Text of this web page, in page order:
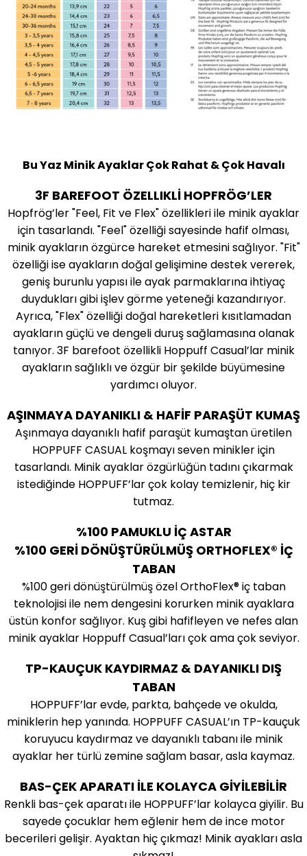
Bu Yaz Minik Ayaklar Çok Rahat & Çok Havalı
3F BAREFOOT ÖZELLIKLİ HOPFRÖG’LER
Hopfrög’ler "Feel, Fit ve Flex" özellikleri ile minik ayaklar
için tasarlandı. "Feel" özelliği sayesinde hafif olması,
minik ayakların özgürce hareket etmesini sağlıyor. "Fit"
özelliği ise ayakların doğal gelişimine destek vererek,
geniş burunlu yapısı ile ayak parmaklarına ihtiyaç
duydukları gibi işlev görme yeteneği kazandırıyor.
Ayrıca, "Flex" özelliği doğal hareketleri kısıtlamadan
ayakların güçlü ve dengeli duruş sağlamasına olanak
tanıyor. 3F barefoot özellikli Hoppuff Casual’lar minik
ayakların sağlıklı ve özgür bir şekilde büyümesine
yardımcı oluyor.
AŞINMAYA DAYANIKLI & HAFİF PARAŞÜT KUMAŞ
Aşınmaya dayanıklı hafif paraşüt kumaştan üretilen
HOPPUFF CASUAL koşmayı seven minikler için
tasarlandı. Minik ayaklar özgürlüğün tadını çıkarmak
istediğinde HOPPUFF’lar çok kolay temizlenir, hiç kir
tutmaz.
%100 PAMUKLU İÇ ASTAR
%100 GERİ DÖNÜŞTÜRÜLMÜŞ ORTHOFLEX® İÇ
TABAN
%100 geri dönüştürülmüş özel OrthoFlex® iç taban
teknolojisi ile nem dengesini korurken minik ayaklara
üstün konfor sağlıyor. Kuş gibi hafifleyen ve nefes alan
minik ayaklar Hoppuff Casual’ları çok ama çok seviyor.
TP-KAUÇUK KAYDIRMAZ & DAYANIKLI DIŞ
TABAN
HOPPUFF’lar evde, parkta, bahçede ve okulda,
miniklerin hep yanında. HOPPUFF CASUAL’ın TP-kauçuk
koruyucu kaydırmaz ve dayanıklı tabanı ile minik
ayaklar her türlü zemine sağlam basar, asla kaymaz.
BAS-ÇEK APARATI İLE KOLAYCA GİYİLEBİLİR
Renkli bas-çek aparatı ile HOPPUFF’lar kolayca giyilir. Bu
sayede çocuklar hem eğlenir hem de ince motor
becerileri gelişir. Ayaktan hiç çıkmaz! Minik ayakları asla